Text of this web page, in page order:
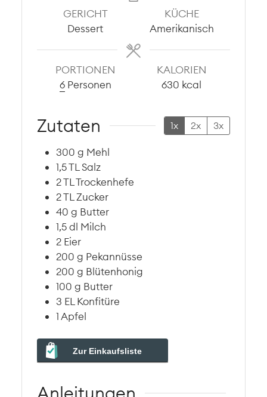
GERICHT
Dessert
KÜCHE
Amerikanisch
PORTIONEN
6 Personen
KALORIEN
630 kcal
Zutaten 1x 2x 3x
300 g Mehl
1,5TL Salz
2TL Trockenhefe
2TL Zucker
40 g Butter
1,5dl Milch
2 Eier
200 g Pekannüsse
200 g Blütenhonig
100 g Butter
3 EL Konfitüre
1Apfel
Zur Einkaufsliste